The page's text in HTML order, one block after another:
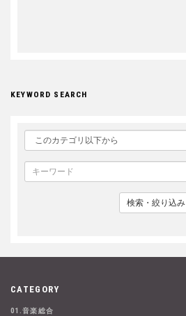
KEYWORD SEARCH
検索・絞り込み
CATEGORY
01.音楽総合